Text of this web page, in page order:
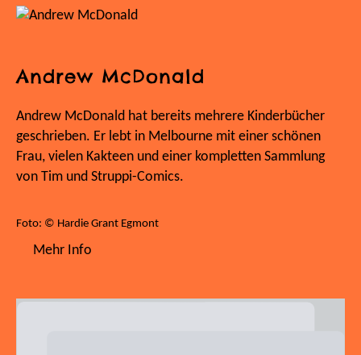
Andrew McDonald
Andrew McDonald hat bereits mehrere Kinderbücher
geschrieben. Er lebt in Melbourne mit einer schönen
Frau, vielen Kakteen und einer kompletten Sammlung
von Tim und Struppi-Comics.
Foto: © Hardie Grant Egmont
Mehr Info